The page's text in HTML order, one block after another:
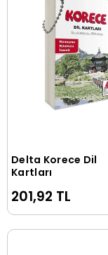
Sepete Ekle
Delta Korece Dil
Kartları
201,92 TL